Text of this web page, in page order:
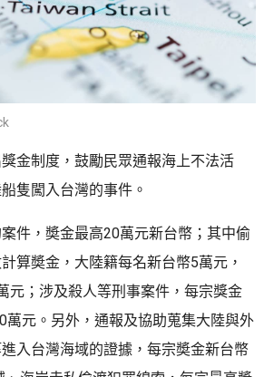
金制度，鼓勵民眾通報海上不法活
隻闖入台灣的事件。
件，奬金最高20萬元新台幣；其中偷
算奬金，大陸籍每名新台幣5萬元，
元；涉及殺人等刑事案件，每宗獎金
萬元。另外，通報及協助蒐集大陸與外
入台灣海域的證據，每宗奬金新台幣